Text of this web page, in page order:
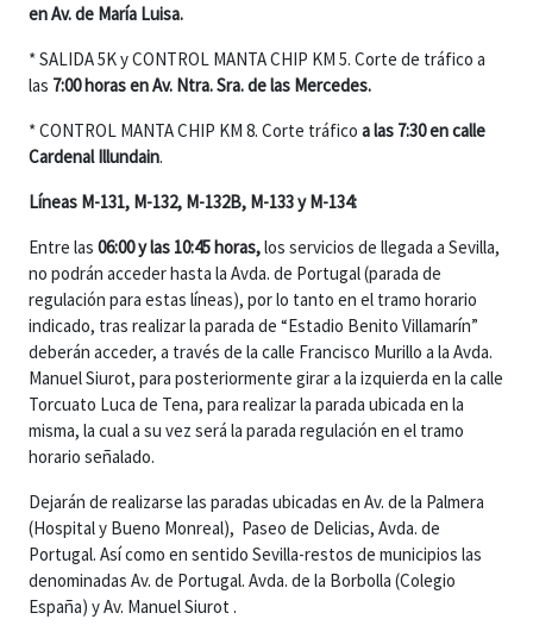
en Av. de María Luisa.
* SALIDA 5K y CONTROL MANTA CHIP KM 5. Corte de tráfico a
las 7:00 horas en Av. Ntra. Sra. de las Mercedes.
* CONTROL MANTA CHIP KM 8. Corte tráfico a las 7:30 en calle
Cardenal Illundain.
Líneas M-131, M-132, M-132B, M-133 y M-134:
Entre las 06:00 y las 10:45 horas,los servicios de llegada a Sevilla,
no podrán acceder hasta la Avda. de Portugal (parada de
regulación para estas líneas), por lo tanto en el tramo horario
indicado, tras realizar la parada de “Estadio Benito Villamarín”
deberán acceder, a través de la calle Francisco Murillo a la Avda.
Manuel Siurot, para posteriormente girar a la izquierda en la calle
Torcuato Luca de Tena, para realizar la parada ubicada en la
misma, la cual a su vez será la parada regulación en el tramo
horario señalado.
Dejarán de realizarse las paradas ubicadas en Av. de la Palmera
(Hospital y Bueno Monreal), Paseo de Delicias, Avda. de
Portugal. Así como en sentido Sevilla-restos de municipios las
denominadas Av. de Portugal. Avda. de la Borbolla (Colegio
España) y Av. Manuel Siurot .